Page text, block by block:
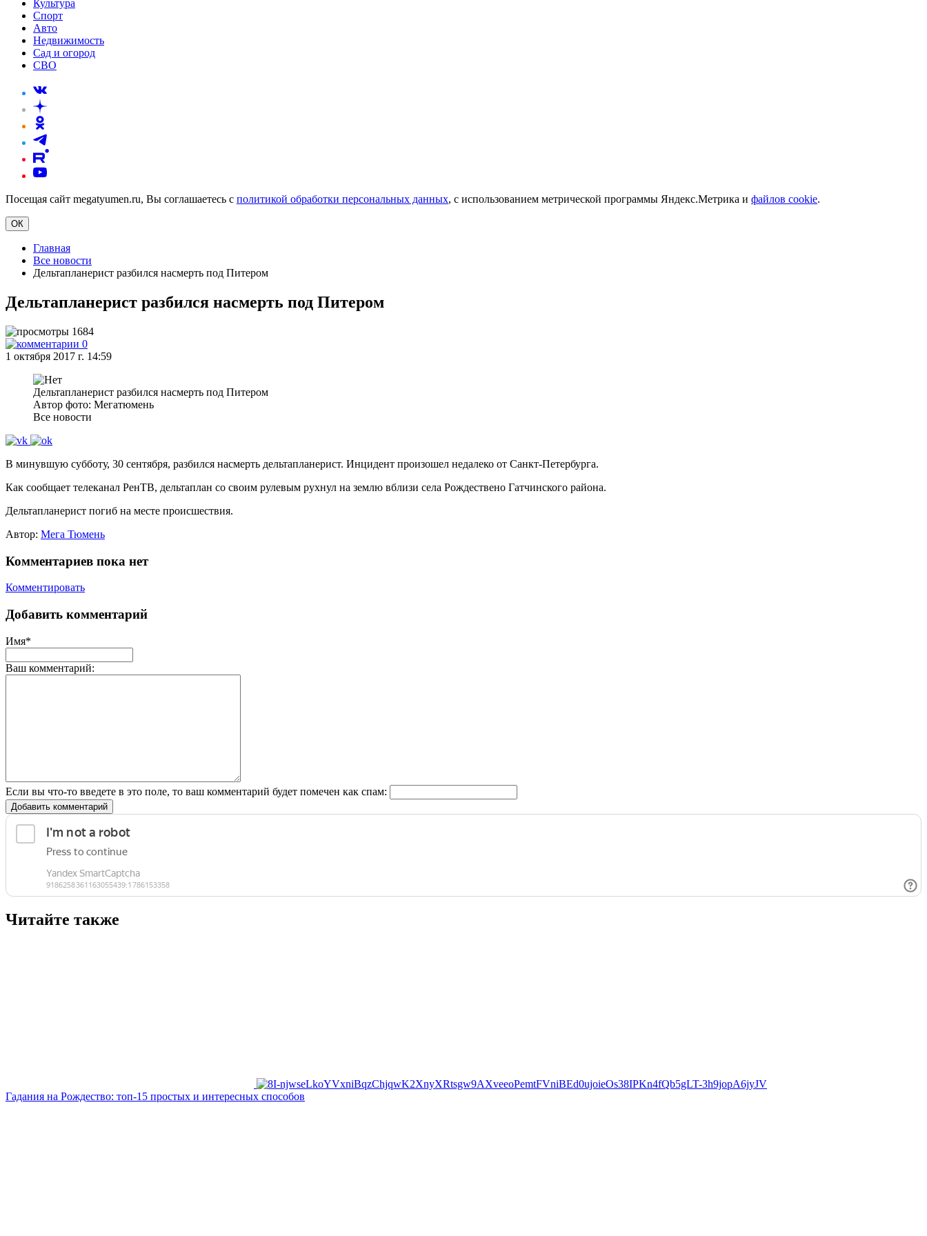
Культура
Спорт
Авто
Недвижимость
Сад и огород
СВО
Посещая сайт megatyumen.ru, Вы соглашаетесь с политикой обработки персональных данных, с использованием метрической программы Яндекс.Метрика и файлов cookie.
ОК
Главная
Все новости
Дельтапланерист разбился насмерть под Питером
Дельтапланерист разбился насмерть под Питером
1684
0
1 октября 2017 г. 14:59
Дельтапланерист разбился насмерть под Питером
Автор фото: Мегатюмень
Все новости
В минувшую субботу, 30 сентября, разбился насмерть дельтапланерист. Инцидент произошел недалеко от Санкт-Петербурга.
Как сообщает телеканал РенТВ, дельтаплан со своим рулевым рухнул на землю вблизи села Рождествено Гатчинского района.
Дельтапланерист погиб на месте происшествия.
Автор: Мега Тюмень
Комментариев пока нет
Комментировать
Добавить комментарий
Имя*
Ваш комментарий:
Если вы что-то введете в это поле, то ваш комментарий будет помечен как спам:
Добавить комментарий
Читайте также
Гадания на Рождество: топ-15 простых и интересных способов